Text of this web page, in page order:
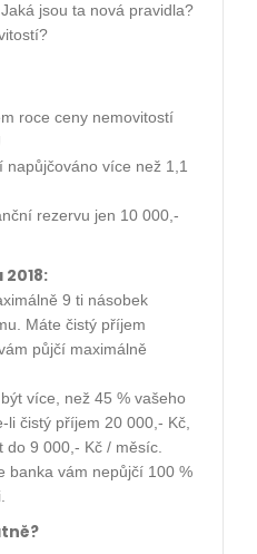
jsou ta nová pravidla?
roce ceny nemovitostí
více než 1,1
rezervu jen 10 000,-
9 ti násobek
Máte čistý příjem
půjčí maximálně
více, než 45 % vašeho
li čistý příjem 20 000,- Kč,
9 000,- Kč / měsíc.
banka vám nepůjčí 100 %